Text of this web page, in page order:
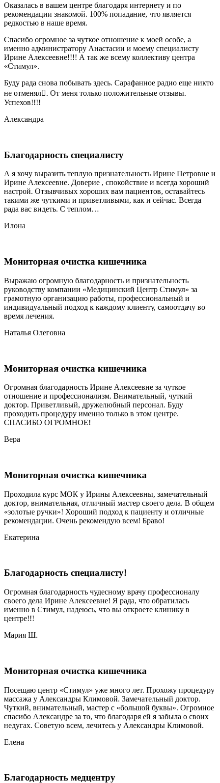
Оказалась в вашем центре благодаря интернету и по
рекомендации знакомой. 100% попадание, что является
редкостью в наше время.
Спасибо огромное за чуткое отношение к моей особе, а
именно администратору Анастасии и моему специалисту
Ирине Алексеевне!!!! А так же всему коллективу центра
«Стимул».
Буду рада снова побывать здесь. Сарафанное радио еще никто
не отменял. От меня только положительные отзывы.
Успехов!!!!
Александра
Благодарность специалисту
А я хочу выразить теплую признательность Ирине Петровне и
Ирине Алексеевне. Доверие , спокойствие и всегда хороший
настрой. Отзывчивых хороших вам пациентов, оставайтесь
такими же чуткими и приветливыми, как и сейчас. Всегда
рада вас видеть. С теплом…
Илона
Мониторная очистка кишечника
Выражаю огромную благодарность и признательность
руководству компании «Медицинский Центр Стимул» за
грамотную организацию работы, профессиональный и
индивидуальный подход к каждому клиенту, самоотдачу во
время лечения.
Наталья Олеговна
Мониторная очистка кишечника
Огромная благодарность Ирине Алексеевне за чуткое
отношение и профессионализм. Внимательный, чуткий
доктор. Приветливый, дружелюбный персонал. Буду
проходить процедуру именно только в этом центре.
СПАСИБО ОГРОМНОЕ!
Вера
Мониторная очистка кишечника
Проходила курс МОК у Ирины Алексеевны, замечательный
доктор, внимательная, отличный мастер своего дела. В общем
«золотые ручки»! Хороший подход к пациенту и отличные
рекомендации. Очень рекомендую всем! Браво!
Екатерина
Благодарность специалисту!
Огромная благодарность чудесному врачу профессионалу
своего дела Ирине Алексеевне! Я рада, что обратилась
именно в Стимул, надеюсь, что вы откроете клинику в
центре!!!
Мария Ш.
Мониторная очистка кишечника
Посещаю центр «Стимул» уже много лет. Прохожу процедуру
массажа у Александры Климовой. Замечательный доктор.
Чуткий, внимательный, мастер с «большой буквы». Огромное
спасибо Александре за то, что благодаря ей я забыла о своих
недугах. Советую всем, лечитесь у Александры Климовой.
Елена
Благодарность медцентру